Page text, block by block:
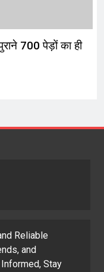
700 पेड़ों का ही
Reliable
and
Stay